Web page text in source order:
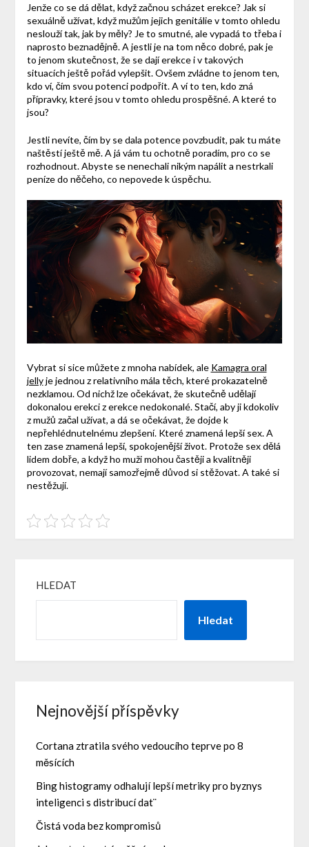
Jenže co se dá dělat, když začnou scházet erekce? Jak si
sexuálně užívat, když mužům jejich genitálie v tomto ohledu
neslouží tak, jak by měly? Je to smutné, ale vypadá to třeba i
naprosto beznadějně. A jestli je na tom něco dobré, pak je
to jenom skutečnost, že se dají erekce i v takových
situacích ještě pořád vylepšit. Ovšem zvládne to jenom ten,
kdo ví, čím svou potenci podpořit. A ví to ten, kdo zná
přípravky, které jsou v tomto ohledu prospěšné. A které to
jsou?
Jestli nevíte, čím by se dala potence povzbudit, pak tu máte
naštěstí ještě mě. A já vám tu ochotně poradím, pro co se
rozhodnout. Abyste se nenechali nikým napálit a nestrkali
peníze do něčeho, co nepovede k úspěchu.
Vybrat si sice můžete z mnoha nabídek, ale Kamagra oral
jellyje jednou z relativního mála těch, které prokazatelně
nezklamou. Od nichž lze očekávat, že skutečně udělají
dokonalou erekci z erekce nedokonalé. Stačí, aby ji kdokoliv
z mužů začal užívat, a dá se očekávat, že dojde k
nepřehlédnutelnému zlepšení. Které znamená lepší sex. A
ten zase znamená lepší, spokojenější život. Protože sex dělá
lidem dobře, a když ho muži mohou častěji a kvalitněji
provozovat, nemají samozřejmě důvod si stěžovat. A také si
nestěžují.
HLEDAT
Hledat
Nejnovější příspěvky
Cortana ztratila svého vedoucího teprve po 8
měsících
Bing histogramy odhalují lepší metriky pro byznys
inteligenci s distribucí dat¨
Čistá voda bez kompromisů